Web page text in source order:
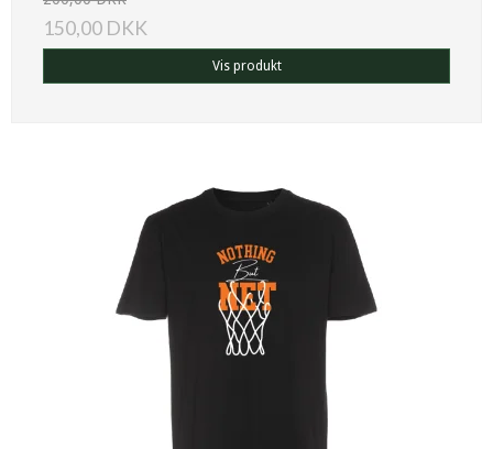
150,00 DKK
Vis produkt